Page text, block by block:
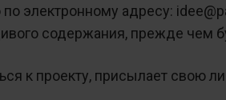
электронному адресу:
содержания, прежде чем
к проекту, присылает свою